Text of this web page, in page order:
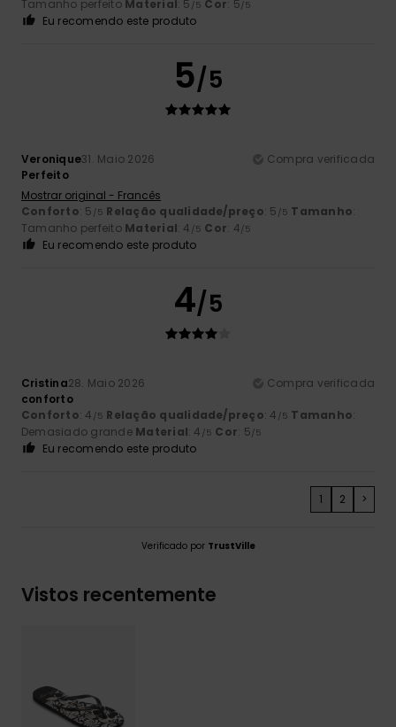
Tamanho perfeito Material: 5 /5 Cor: 5/5
Eu recomendo este produto
5/5
Veronique31. Maio 2026
Compra verificada
Perfeito
Mostrar original - Francês
Conforto: 5 /5 Relação qualidade/preço: 5 /5 Tamanho:
Tamanho perfeito Material: 4 /5 Cor: 4/5
Eu recomendo este produto
4/5
Cristina28. Maio 2026
Compra verificada
conforto
Conforto: 4 /5 Relação qualidade/preço: 4 /5 Tamanho:
Demasiado grande Material: 4 /5 Cor: 5/5
Eu recomendo este produto
1 2 >
Verificado por TrustVille
Vistos recentemente